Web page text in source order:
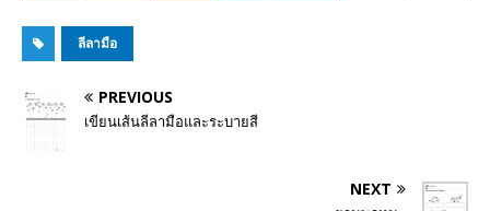
ลีลามือ
PREVIOUS
เขียนเส้นลีลามือและระบายสี
NEXT